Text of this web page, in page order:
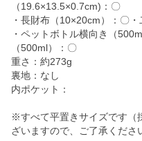
（19.6×13.5×0.7cm)：〇
・長財布（10×20cm）：〇
・ペットボトル横向き（
（500ml）：〇
重さ：約273g
裏地：なし
内ポケット：
※すべて平置きサイズです（
ざいますので、ご了承くださ